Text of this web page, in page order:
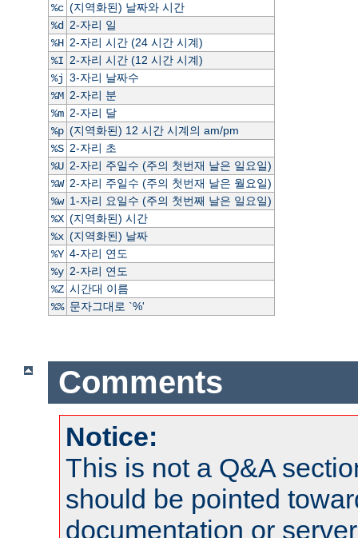
%c (지역화된) 날짜와 시간
%d 2-자리 일
%H 2-자리 시간 (24 시간 시계)
%I 2-자리 시간 (12 시간 시계)
%j 3-자리 날짜수
%M 2-자리 분
%m 2-자리 달
%p (지역화된) 12 시간 시계의 am/pm
%S 2-자리 초
%U 2-자리 주일수 (주의 첫번재 날은 일요일)
%W 2-자리 주일수 (주의 첫번재 날은 월요일)
%w 1-자리 요일수 (주의 첫번째 날은 일요일)
%X (지역화된) 시간
%x (지역화된) 날짜
%Y 4-자리 연도
%y 2-자리 연도
%Z 시간대 이름
%% 문자그대로 `%'
Comments
Notice:
This is not a Q&A
should be pointed
documentation or